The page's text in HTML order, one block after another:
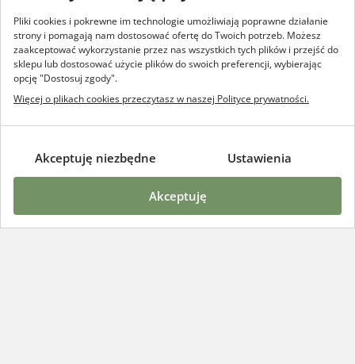
piszczy.
zapisz się
Dane przetwarzamy zgodnie zpolityką prywatności
Poznaj szczere pole
Pliki cookies i pokrewne im technologie umożliwiają poprawne działanie
strony i pomagają nam dostosować ofertę do Twoich potrzeb. Możesz
zaakceptować wykorzystanie przez nas wszystkich tych plików i przejść do
sklepu lub dostosować użycie plików do swoich preferencji, wybierając
opcję "Dostosuj zgody".
Więcej o plikach cookies przeczytasz w naszej Polityce prywatności.
akceptuję niezbędne ustawienia
akceptuję